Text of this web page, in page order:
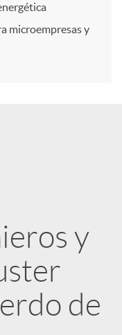
microempresas y
y
de